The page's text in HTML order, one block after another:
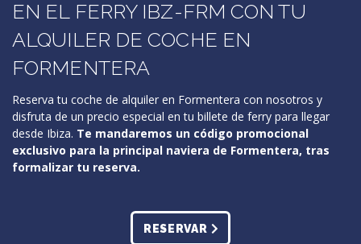
EN EL FERRY IBZ-FRM CON TU
ALQUILER DE COCHE EN
FORMENTERA
Reserva tu coche de alquiler en Formentera con nosotros y
disfruta de un precio especial en tu billete de ferry para llegar
desde Ibiza. Te mandaremos un código promocional
exclusivo para la principal naviera de Formentera, tras
formalizar tu reserva.
RESERVAR